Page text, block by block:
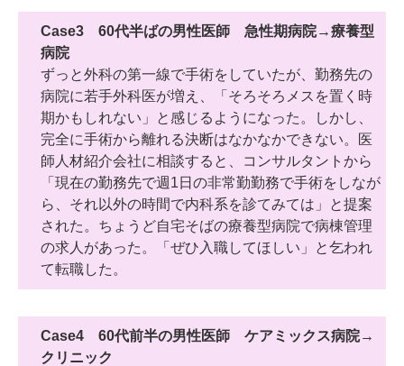
Case3 60代半ばの男性医師 急性期病院→療養型
病院
ずっと外科の第一線で手術をしていたが、勤務先の
病院に若手外科医が増え、「そろそろメスを置く時
期かもしれない」と感じるようになった。しかし、
完全に手術から離れる決断はなかなかできない。医
師人材紹介会社に相談すると、コンサルタントから
「現在の勤務先で週1日の非常勤勤務で手術をしなが
ら、それ以外の時間で内科系を診てみては」と提案
された。ちょうど自宅そばの療養型病院で病棟管理
の求人があった。「ぜひ入職してほしい」と乞われ
て転職した。
Case4 60代前半の男性医師 ケアミックス病院→
クリニック